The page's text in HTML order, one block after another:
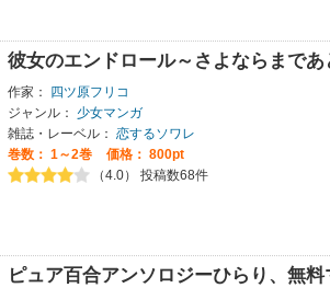
彼女のエンドロール～さよならまで
作家：
四ツ原フリコ
ジャンル：
少女マンガ
雑誌・レーベル： 恋するソワレ
巻数： 1～2巻
価格： 800pt
（4.0） 投稿数68件
ピュア百合アンソロジーひらり、無